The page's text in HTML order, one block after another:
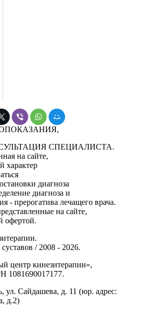
СПЕЦИАЛИСТА.
на сайте,
характер
диагноза
диагноза и
- прерогатива лечащего врача.
на сайте,
офертой.
/ 2008 - 2026.
центр кинезитерапии»,
1081690017177.
ул. Сайдашева, д. 11 (юр. адрес:
д.2)